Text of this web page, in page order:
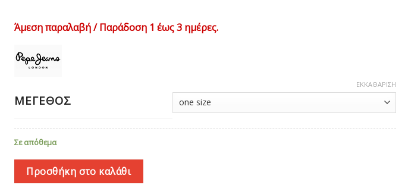
Άμεση παραλαβή / Παράδοση 1 έως 3 ημέρες.
ΜΕΓΕΘΟΣ
ΕΚΚΑΘΆΡΙΣΗ
Σε απόθεμα
Προσθήκη στο καλάθι